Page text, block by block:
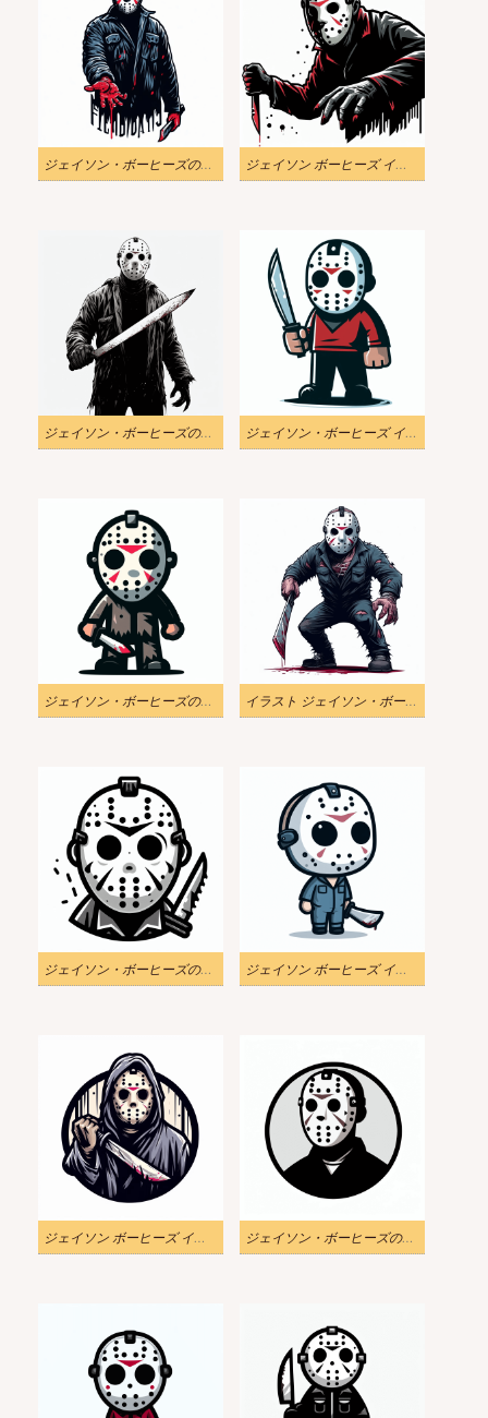
ジェイソン・ボーヒーズのイラスト無料画像 2 ジェイソン ボーヒーズ イラスト PNG 画像
ジェイソン・ボーヒーズのイラストをダウンロード ジェイソン・ボーヒーズ イラスト 無料
ジェイソン・ボーヒーズのイラストダウンロード イラスト ジェイソン・ボーヒーズ
ジェイソン・ボーヒーズのイラスト無料 2 ジェイソン ボーヒーズ イラスト画像 2
ジェイソン ボーヒーズ イラスト PNG ダウンロード ジェイソン・ボーヒーズのイラストPNG 無料 2